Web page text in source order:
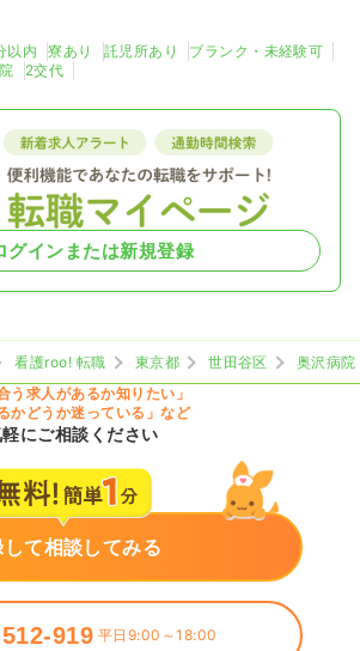
以内 寮あり 託児所あり
ブランク・未経験可
2交代
グインまたは新規登録
看護roo! 転職 東京都 世田谷区
奥沢病院
う求人があるか知りたい」
かどうか迷っている」など
にご相談ください
て相談してみる
919 平日9:00～18:00